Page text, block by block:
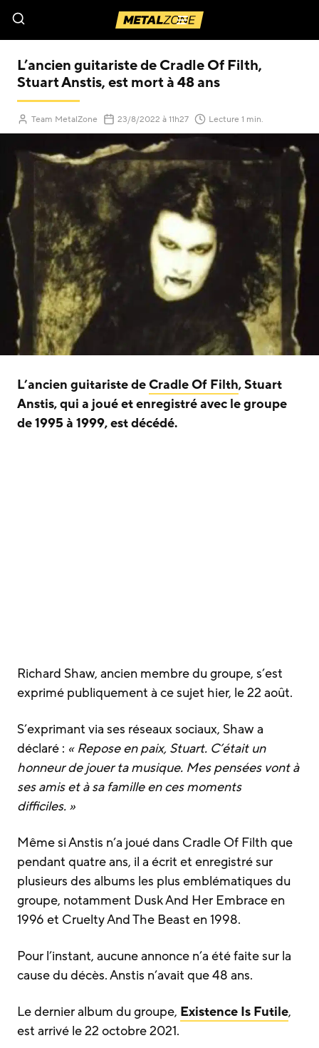
Menu
L’ancien guitariste de Cradle Of Filth,
Stuart Anstis, est mort à 48 ans
Team MetalZone 23/8/2022 (Mis à jour le )
à 11h27 Lecture 1 min.
L’ancien guitariste deCradle Of Filth, Stuart
Anstis, qui a joué et enregistré avec le groupe
de 1995 à 1999, est décédé.
Richard Shaw, ancien membre du groupe, s’est
exprimé publiquement à ce sujet hier, le 22 août.
S’exprimant via ses réseaux sociaux, Shaw a
déclaré : « Repose en paix, Stuart. C’était un
honneur de jouer ta musique. Mes pensées vont à
ses amis et à sa famille en ces moments
difficiles. »
Même si Anstis n’a joué dans Cradle Of Filth que
pendant quatre ans, il a écrit et enregistré sur
plusieurs des albums les plus emblématiques du
groupe, notamment Dusk And Her Embrace en
1996 et Cruelty And The Beast en 1998.
Pour l’instant, aucune annonce n’a été faite sur la
cause du décès. Anstis n’avait que 48 ans.
Le dernier album du groupe, Existence Is Futile,
est arrivé le 22 octobre 2021.